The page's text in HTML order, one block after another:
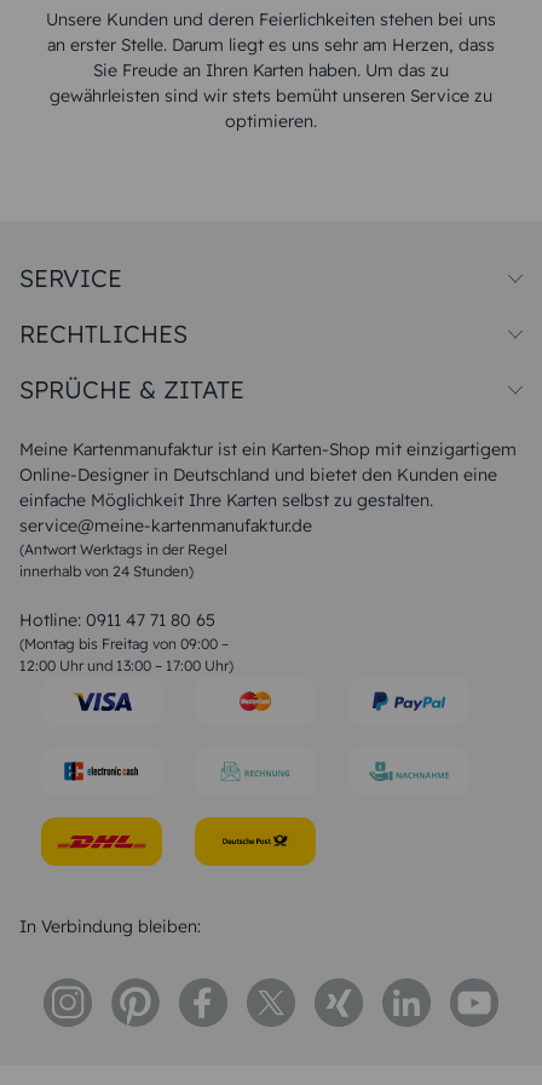
Unsere Kunden und deren Feierlichkeiten stehen bei uns
an erster Stelle. Darum liegt es uns sehr am Herzen, dass
Sie Freude an Ihren Karten haben. Um das zu
gewährleisten sind wir stets bemüht unseren Service zu
optimieren.
Meine Kartenmanufaktur ist ein Karten-Shop mit einzigartigem
Online-Designer in Deutschland und bietet den Kunden eine
einfache Möglichkeit Ihre Karten selbst zu gestalten.
service@meine-kartenmanufaktur.de
(Antwort Werktags in der Regel
innerhalb von 24 Stunden)
Hotline: 0911 47 71 80 65
(Montag bis Freitag von 09:00 –
12:00 Uhr und 13:00 – 17:00 Uhr)
SERVICE
Papiersorten
Unsere Produktion
Magazin
FAQ
RECHTLICHES
Widerrufsbelehrung
SPRÜCHE & ZITATE
Liebeskummer Sprüche
Sommer Sprüche
Muttertagssprüche
Sprüche zur Hochzeit
Sprüche zur Konfirmation & Kommunion
Weihnachtsgedichte
Liebessprüche
Geburtstagssprüche
Trauersprüche
Konfirmation Glückwünsche
In Verbindung bleiben: